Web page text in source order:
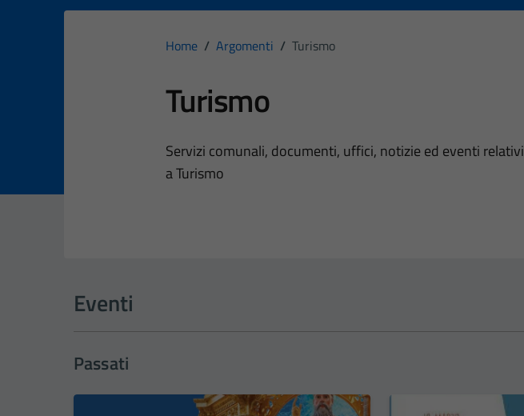
Home / Argomenti / Turismo
Turismo
Dettagli dell'argomento
Servizi comunali, documenti, uffici, notizie ed eventi relativi
a Turismo
Eventi
Passati